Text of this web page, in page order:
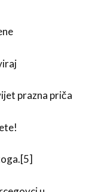
prazna priča